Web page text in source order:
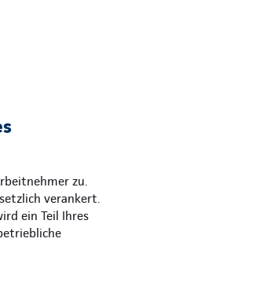
zu.
verankert.
ein Teil Ihres